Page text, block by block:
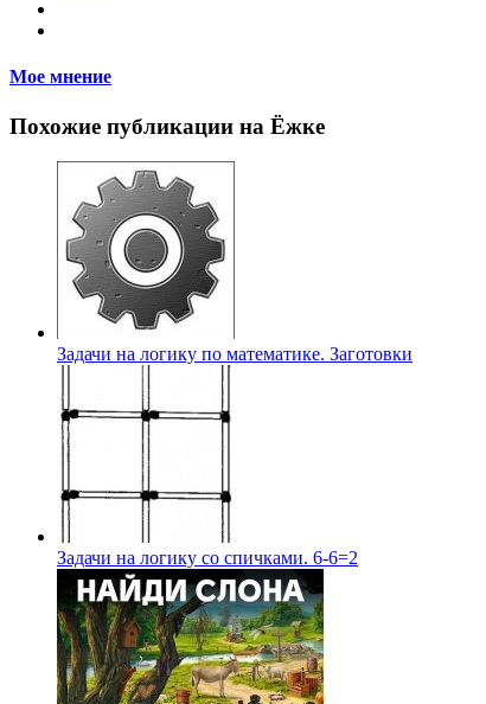
Мое мнение
Похожие публикации на Ёжке
Задачи на логику по математике. Заготовки
Задачи на логику со спичками. 6-6=2